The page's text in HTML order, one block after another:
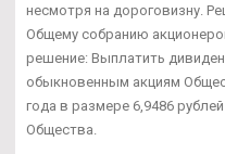
несмотря на дороговизну.
Общему собранию
решение: Выплатить
обыкновенным акциям
года в размере 6,9486
Общества.